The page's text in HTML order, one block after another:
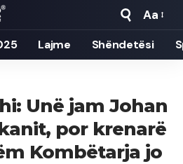
Font
Resizer
Aa
Lajme Shëndetësi
Unë jam Johan
por krenarë
Kombëtarja jo